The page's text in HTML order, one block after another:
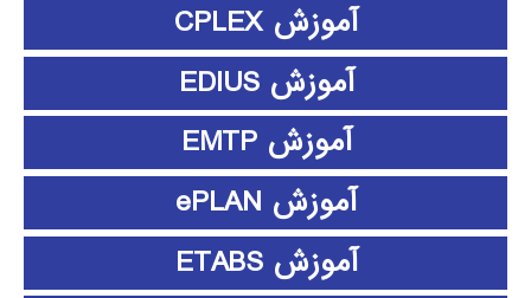
آموزش CPLEX
آموزش EDIUS
آموزش EMTP
آموزش ePLAN
آموزش ETABS